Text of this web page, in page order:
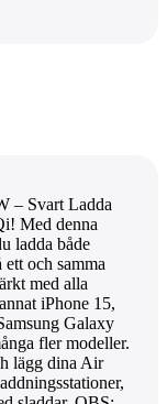
– Svart Ladda
Med denna
ladda både
och samma
med alla
iPhone 15,
Galaxy
fler modeller.
lägg dina Air